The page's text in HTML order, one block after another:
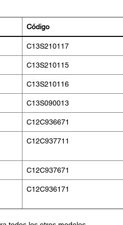
Código
C13S210117
C13S210115
C13S210116
C13S090013
C12C936671
C12C937711
C12C937671
C12C936171